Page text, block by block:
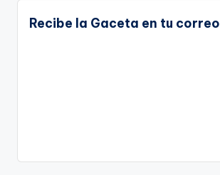
Recibe la Gaceta en tu correo